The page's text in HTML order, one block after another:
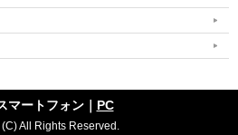
メタルが芽吹き、スラッシュ・メタルが開花
撃できる貴重なオフィシャル映像なのです。本
“HEAVY METALの伝道師”となり、そのアイコ
変えていったショウをたっぷりと味わえる名
ス時代唯一のオフィシャル映像が最高峰版。ア
でランディ・ローズ時代の名曲を染め変えるシ
です。Irvine Meadows Amphitheater, Irvine, CA,
マートフォン｜ PC
All Rights Reserved.